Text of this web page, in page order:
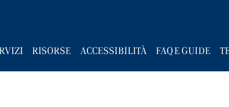
RISORSE ACCESSIBILITÀ FAQ E GUIDE